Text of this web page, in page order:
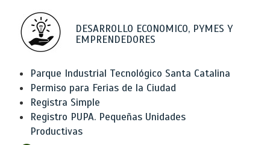
DESARROLLO ECONOMICO, PYMES Y
EMPRENDEDORES
Parque Industrial Tecnológico Santa Catalina
Permiso para Ferias de la Ciudad
Registra Simple
Registro PUPA. Pequeñas Unidades
Productivas